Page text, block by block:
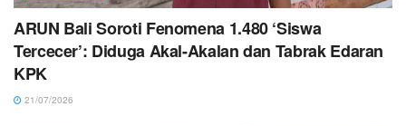
ARUN Bali Soroti Fenomena 1.480 ‘Siswa
Tercecer’: Diduga Akal-Akalan dan Tabrak Edaran
KPK
21/07/2026